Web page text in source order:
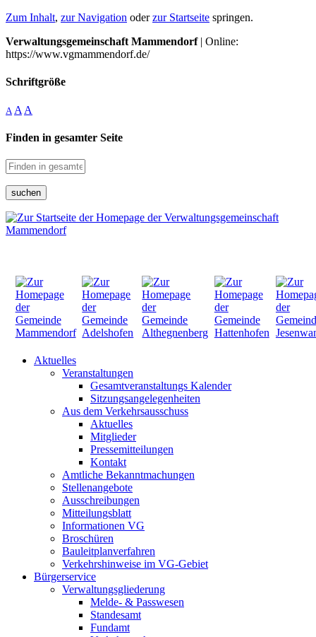
Zum Inhalt, zur Navigation oderzur Startseite springen.
Verwaltungsgemeinschaft Mammendorf| Online:
https://www.vgmammendorf.de/
Schriftgröße
A A A
Finden in gesamter Seite
suchen
Aktuelles
Veranstaltungen
Gesamtveranstaltungs Kalender
Sitzungsangelegenheiten
Aus dem Verkehrsausschuss
Aktuelles
Mitglieder
Pressemitteilungen
Kontakt
Amtliche Bekanntmachungen
Stellenangebote
Ausschreibungen
Mitteilungsblatt
Informationen VG
Broschüren
Bauleitplanverfahren
Verkehrshinweise im VG-Gebiet
Bürgerservice
Verwaltungsgliederung
Melde- & Passwesen
Standesamt
Fundamt